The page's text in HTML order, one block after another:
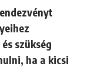
és szükség
ha a kicsi